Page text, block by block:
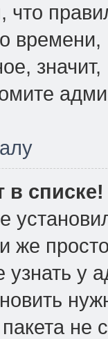
в списке!
же
узнать у
пакета